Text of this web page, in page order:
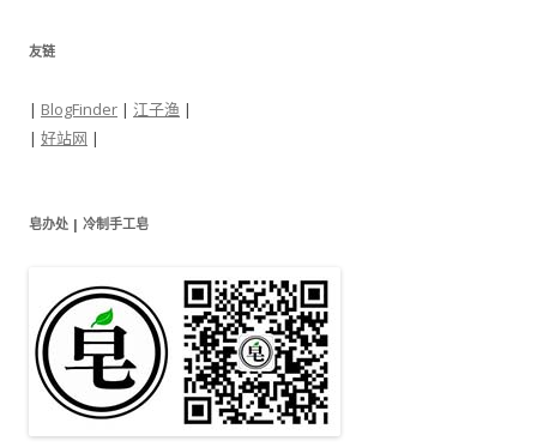
友链
| BlogFinder | 江子渔 |
| 好站网 |
皂办处 | 冷制手工皂